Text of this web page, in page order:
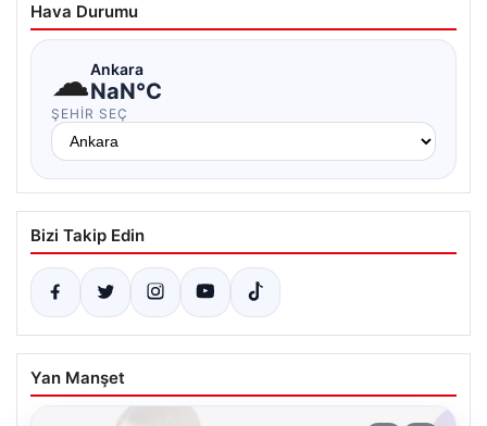
Hava Durumu
☁Ankara
NaN°C
ŞEHIR SEÇ
Bizi Takip Edin
Yan Manşet